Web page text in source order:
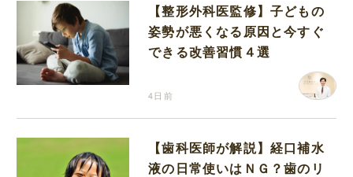
【整形外科医監修】子どもの
姿勢が悪くなる原因と今すぐ
できる改善習慣４選
4日前
【歯科医師が解説】経口補水
液の日常使いはＮＧ？歯のリ